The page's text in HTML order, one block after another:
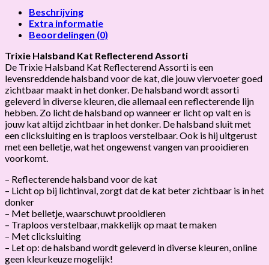
Beschrijving
Extra informatie
Beoordelingen (0)
Trixie Halsband Kat Reflecterend Assorti
De Trixie Halsband Kat Reflecterend Assorti is een
levensreddende halsband voor de kat, die jouw viervoeter goed
zichtbaar maakt in het donker. De halsband wordt assorti
geleverd in diverse kleuren, die allemaal een reflecterende lijn
hebben. Zo licht de halsband op wanneer er licht op valt en is
jouw kat altijd zichtbaar in het donker. De halsband sluit met
een clicksluiting en is traploos verstelbaar. Ook is hij uitgerust
met een belletje, wat het ongewenst vangen van prooidieren
voorkomt.
– Reflecterende halsband voor de kat
– Licht op bij lichtinval, zorgt dat de kat beter zichtbaar is in het
donker
– Met belletje, waarschuwt prooidieren
– Traploos verstelbaar, makkelijk op maat te maken
– Met clicksluiting
– Let op: de halsband wordt geleverd in diverse kleuren, online
geen kleurkeuze mogelijk!